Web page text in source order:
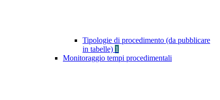
Tipologie di procedimento (da pubblicare
in tabelle) 1
Monitoraggio tempi procedimentali